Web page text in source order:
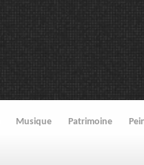
Musique Patrimoine